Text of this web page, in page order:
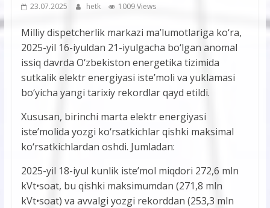
23.07.2025 hetk 1009 Views
Milliy dispetcherlik markazi ma’lumotlariga ko‘ra,
2025-yil 16-iyuldan 21-iyulgacha bo‘lgan anomal
issiq davrda O‘zbekiston energetika tizimida
sutkalik elektr energiyasi iste’moli va yuklamasi
bo‘yicha yangi tarixiy rekordlar qayd etildi.
Xususan, birinchi marta elektr energiyasi
iste’molida yozgi ko‘rsatkichlar qishki maksimal
ko‘rsatkichlardan oshdi. Jumladan:
2025-yil 18-iyul kunlik iste’mol miqdori 272,6 mln
kVt•soat, bu qishki maksimumdan (271,8 mln
kVt•soat) va avvalgi yozgi rekorddan (253,3 mln